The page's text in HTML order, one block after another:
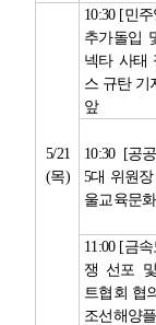
5/21
(목)
10:30 [민
추가돌입
넥타 사태
스 규탄 기
앞
10:30 [공
5대 위원
울교육문
11:00 [금
쟁 선포
트협회 협
조선해양